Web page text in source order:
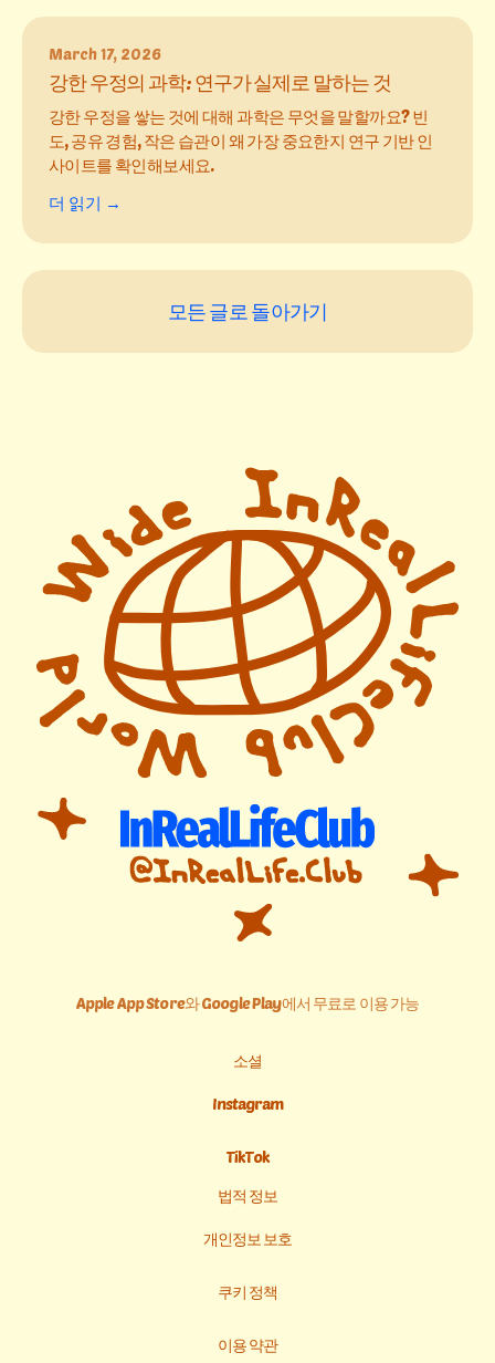
March 17, 2026
강한 우정의 과학: 연구가 실제로 말하는 것
강한 우정을 쌓는 것에 대해 과학은 무엇을 말할까요? 빈
도, 공유 경험, 작은 습관이 왜 가장 중요한지 연구 기반 인
사이트를 확인해보세요.
더 읽기 →
모든 글로 돌아가기
Apple App Store와 Google Play에서 무료로 이용 가능
소셜
Instagram
TikTok
법적 정보
개인정보 보호
쿠키 정책
이용 약관